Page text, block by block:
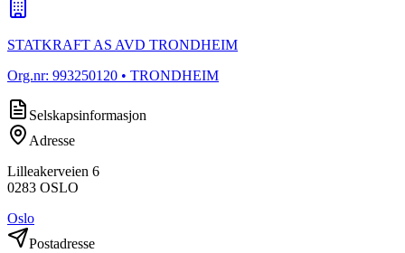
STATKRAFT AS AVD TRONDHEIM
Org.nr: 993250120 • TRONDHEIM
Selskapsinformasjon
Adresse
Lilleakerveien 6
0283 OSLO
Oslo
Postadresse